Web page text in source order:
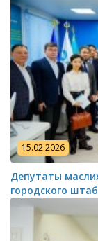
15.02.2026
Депутаты
городского